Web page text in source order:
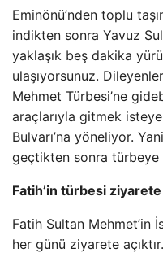
Eminönü’nden toplu
indikten sonra Yavuz
yaklaşık beş dakika
ulaşıyorsunuz.
Mehmet Türbesi’ne
araçlarıyla gitmek
Bulvarı’na yöneliyor.
geçtikten sonra türbeye
Fatih’in türbesi ziyarete
Fatih Sultan Mehmet’in
her günü ziyarete